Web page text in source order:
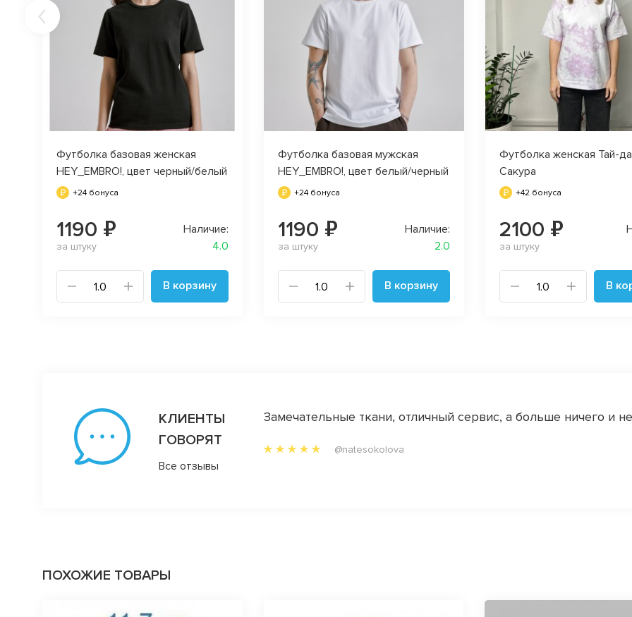
Футболка базовая женская
HEY_EMBRO!, цвет черный/белый
+24 бонуса
1190 ₽
за штуку
Наличие:
4.0
В корзину
Футболка базовая мужская
HEY_EMBRO!, цвет белый/черный
+24 бонуса
1190 ₽
за штуку
Наличие:
2.0
В корзину
Футболка женская Тай-
Сакура
+42 бонуса
2100 ₽
за штуку
В
КЛИЕНТЫ
ГОВОРЯТ
Все отзывы
Люблю Ваш магазинчик!!!! Замечательные ткани, отличный сервис, а больше ничего и
@natesokolova
ПОХОЖИЕ ТОВАРЫ